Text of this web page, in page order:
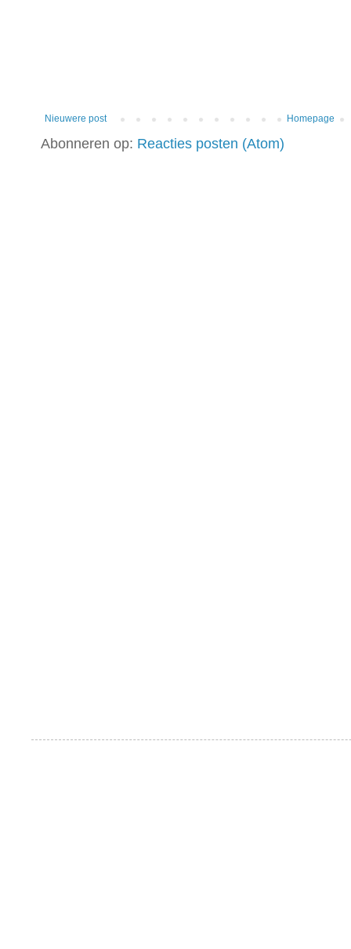
Nieuwere post Homepage
Abonneren op: Reacties posten (Atom)